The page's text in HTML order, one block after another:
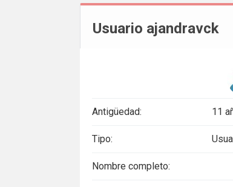
Usuario ajandravck
Antigüedad: 11
Tipo:
Nombre completo: